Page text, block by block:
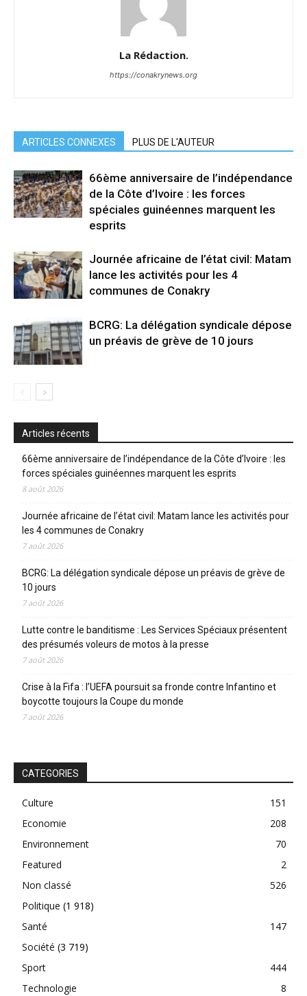
La Rédaction.
https://conakrynews.org
ARTICLES CONNEXES PLUS DE L'AUTEUR
66ème anniversaire de l’indépendance
de la Côte d’Ivoire : les forces
spéciales guinéennes marquent les
esprits
Journée africaine de l’état civil: Matam
lance les activités pour les 4
communes de Conakry
BCRG: La délégation syndicale dépose
un préavis de grève de 10 jours
Articles récents
66ème anniversaire de l’indépendance de la Côte d’Ivoire : les
forces spéciales guinéennes marquent les esprits
8 août 2026
Journée africaine de l’état civil: Matam lance les activités pour
les 4 communes de Conakry
7 août 2026
BCRG: La délégation syndicale dépose un préavis de grève de
10 jours
7 août 2026
Lutte contre le banditisme : Les Services Spéciaux présentent
des présumés voleurs de motos à la presse
7 août 2026
Crise à la Fifa : l’UEFA poursuit sa fronde contre Infantino et
boycotte toujours la Coupe du monde
7 août 2026
CATEGORIES
Culture
151
Economie
208
Environnement
70
Featured
2
Non classé
526
Politique (1 918)
Santé
147
Société (3 719)
Sport
444
Technologie
8